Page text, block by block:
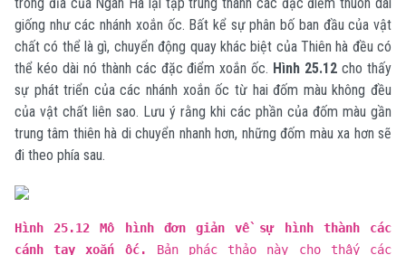
trong đĩa của Ngân Hà lại tập trung thành các đặc điểm thuôn dài
giống như các nhánh xoắn ốc. Bất kể sự phân bố ban đầu của vật
chất có thể là gì, chuyển động quay khác biệt của Thiên hà đều có
thể kéo dài nó thành các đặc điểm xoắn ốc. Hình 25.12 cho thấy
sự phát triển của các nhánh xoắn ốc từ hai đốm màu không đều
của vật chất liên sao. Lưu ý rằng khi các phần của đốm màu gần
trung tâm thiên hà di chuyển nhanh hơn, những đốm màu xa hơn sẽ
đi theo phía sau.
Hình 25.12 Mô hình đơn giản về sự hình thành các
cánh tay xoắn ốc.
Bản phác thảo này cho thấy các